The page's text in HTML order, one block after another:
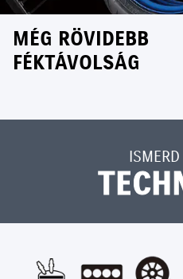
MÉG RÖVIDEBB
FÉKTÁVOLSÁG